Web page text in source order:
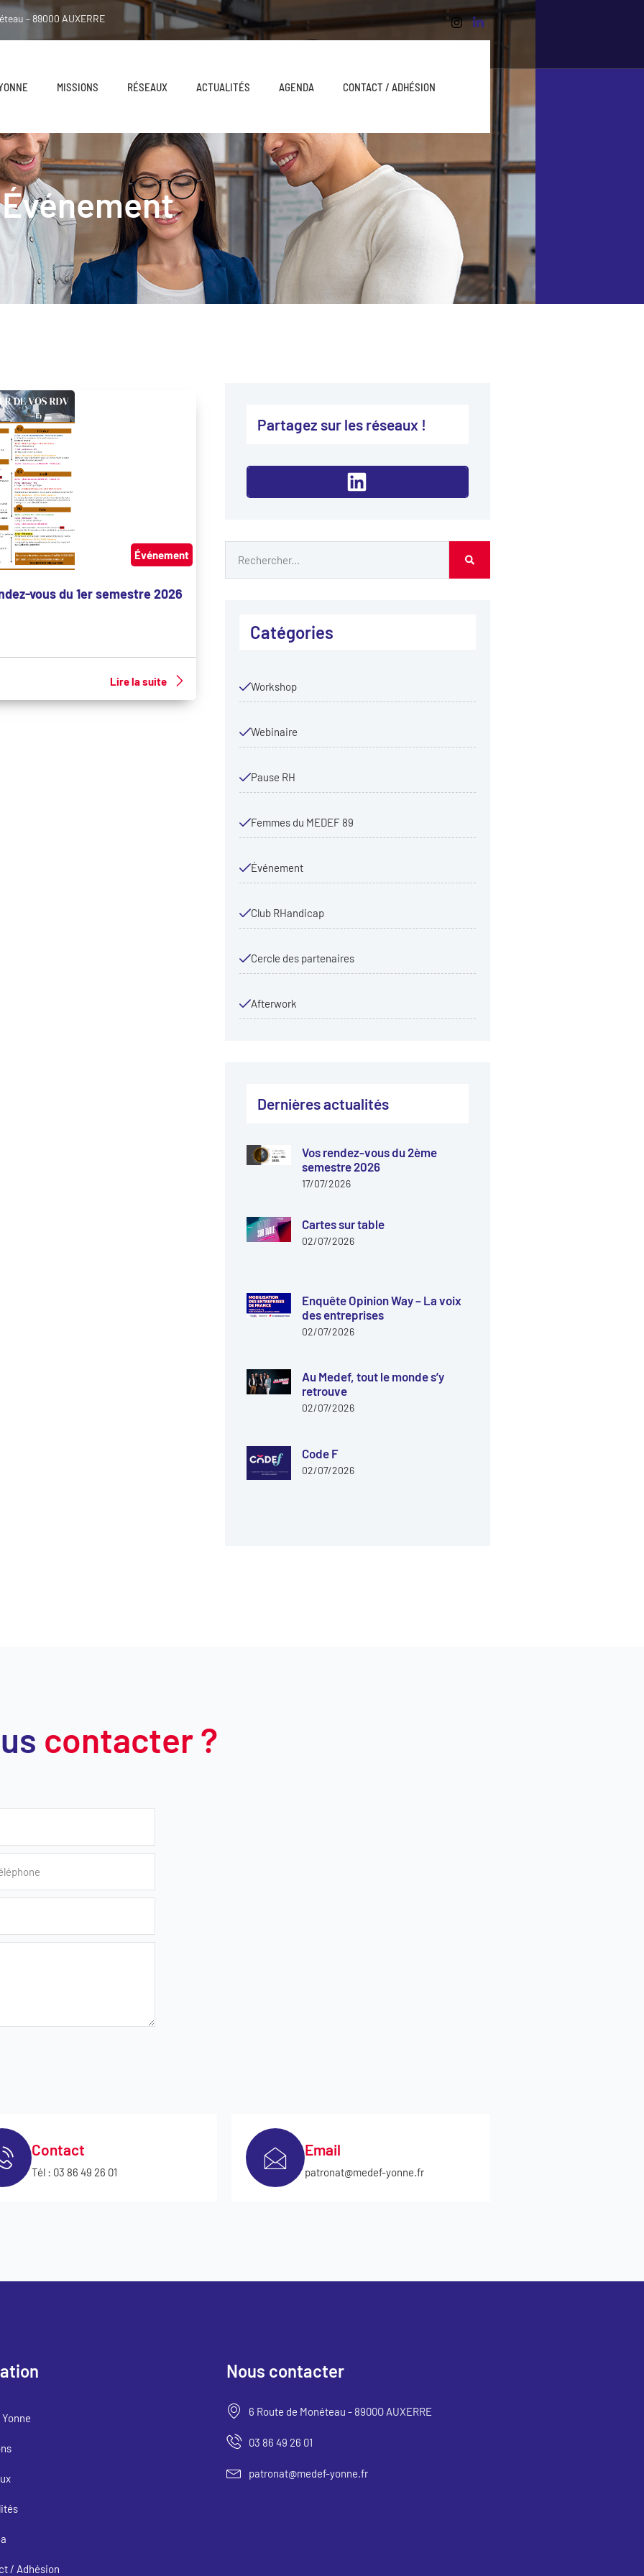
– 89000 AUXERRE
MISSIONS RÉSEAUX ACTUALITÉS AGENDA CONTACT / ADHÉSION
Événement
Événement
vous du 1er semestre 2026
Lire la suite
Partagez sur les réseaux !
Catégories
Workshop
Webinaire
Pause RH
Femmes du MEDEF 89
Événement
Club RHandicap
Cercle des partenaires
Afterwork
Dernières actualités
Vos rendez-vous du 2ème
semestre 2026
17/07/2026
Cartes sur table
02/07/2026
Enquête Opinion Way – La voix
des entreprises
02/07/2026
Au Medef, tout le monde s’y
retrouve
02/07/2026
Code F
02/07/2026
contacter ?
Contact
Tél : 03 86 49 26 01
Email
patronat@medef-yonne.fr
/ Adhésion
Nous contacter
6 Route de Monéteau - 8900O AUXERRE
03 86 49 26 01
patronat@medef-yonne.fr